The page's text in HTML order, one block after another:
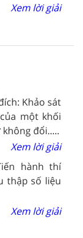
Xem lời giải
Khảo sát
một khối
đổi.....
Xem lời giải
hành thí
thập số liệu
Xem lời giải